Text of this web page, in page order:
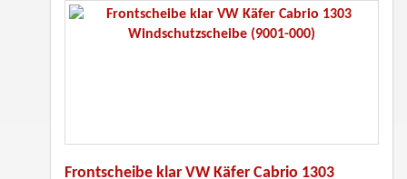
Frontscheibe klar VW Käfer Cabrio 1303